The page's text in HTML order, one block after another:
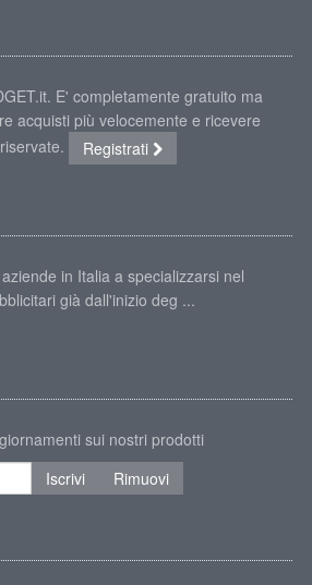
E' completamente gratuito ma
acquisti più velocemente e ricevere
Registrati
in Italia a specializzarsi nel
già dall'inizio deg ...
sui nostri prodotti
Iscrivi
Rimuovi